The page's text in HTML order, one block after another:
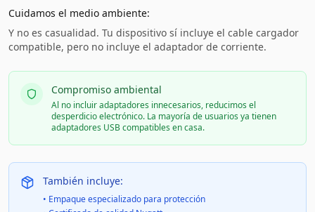
Cuidamos el medio ambiente:
Y no es casualidad. Tu dispositivo sí incluye el cable cargador
compatible, pero no incluye el adaptador de corriente.
Compromiso ambiental
Al no incluir adaptadores innecesarios, reducimos el
desperdicio electrónico. La mayoría de usuarios ya tienen
adaptadores USB compatibles en casa.
También incluye:
• Empaque especializado para protección